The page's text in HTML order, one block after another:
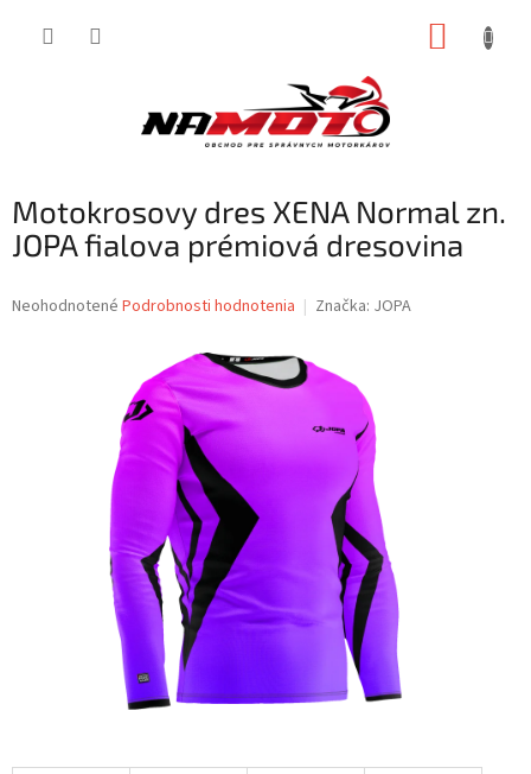
Motokrosovy dres XENA Normal zn.
JOPA fialova prémiová dresovina
Priemerné
Neohodnotené Podrobnosti hodnotenia Značka: JOPA